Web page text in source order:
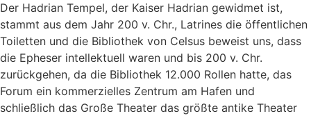
Der Hadrian Tempel, der Kaiser Hadrian gewidmet ist,
stammt aus dem Jahr 200 v. Chr., Latrines die öffentlichen
Toiletten und die Bibliothek von Celsus beweist uns, dass
die Epheser intellektuell waren und bis 200 v. Chr.
zurückgehen, da die Bibliothek 12.000 Rollen hatte, das
Forum ein kommerzielles Zentrum am Hafen und
schließlich das Große Theater das größte antike Theater